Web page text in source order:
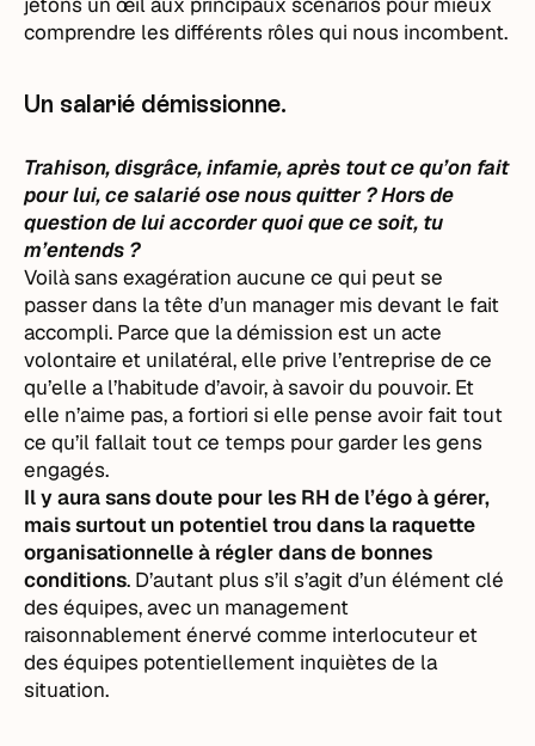
comprendre les différents rôles qui nous incombent.
Un salarié démissionne.
Trahison, disgrâce, infamie, après tout ce qu’on fait
pour lui, ce salarié ose nous quitter ? Hors de
question de lui accorder quoi que ce soit, tu
m’entends ?
Voilà sans exagération aucune ce qui peut se
passer dans la tête d’un manager mis devant le fait
accompli. Parce que la démission est un acte
volontaire et unilatéral, elle prive l’entreprise de ce
qu’elle a l’habitude d’avoir, à savoir du pouvoir. Et
elle n’aime pas, a fortiori si elle pense avoir fait tout
ce qu’il fallait tout ce temps pour garder les gens
engagés.
Il y aura sans doute pour les RH de l’égo à gérer,
mais surtout un potentiel trou dans la raquette
organisationnelle à régler dans de bonnes
conditions. D’autant plus s’il s’agit d’un élément clé
des équipes, avec un management
raisonnablement énervé comme interlocuteur et
des équipes potentiellement inquiètes de la
situation.